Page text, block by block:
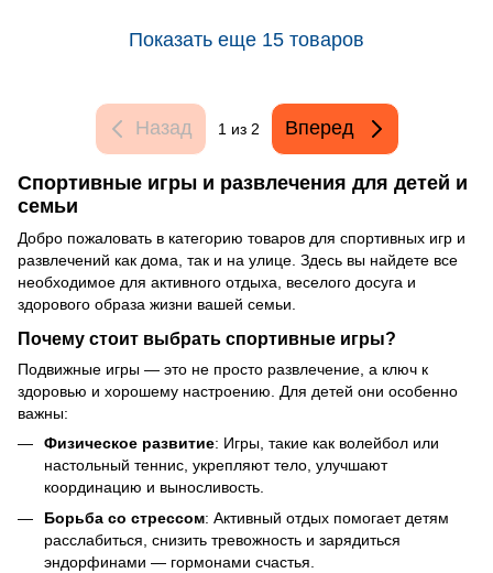
Показать еще 15 товаров
Назад 1 из 2 Вперед
Спортивные игры и развлечения для детей и
семьи
Добро пожаловать в категорию товаров для спортивных игр и
развлечений как дома, так и на улице. Здесь вы найдете все
необходимое для активного отдыха, веселого досуга и
здорового образа жизни вашей семьи.
Почему стоит выбрать спортивные игры?
Подвижные игры — это не просто развлечение, а ключ к
здоровью и хорошему настроению. Для детей они особенно
важны:
Физическое развитие: Игры, такие как волейбол или
настольный теннис, укрепляют тело, улучшают
координацию и выносливость.
Борьба со стрессом: Активный отдых помогает детям
расслабиться, снизить тревожность и зарядиться
эндорфинами — гормонами счастья.